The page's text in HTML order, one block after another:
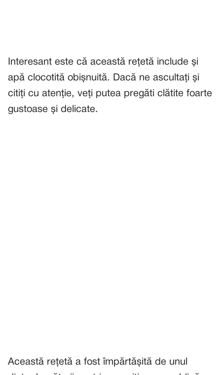
Interesant este că această rețetă include și
apă clocotită obișnuită. Dacă ne ascultați și
citiți cu atenție, veți putea pregăti clătite foarte
gustoase și delicate.
Această rețetă a fost împărtășită de unul